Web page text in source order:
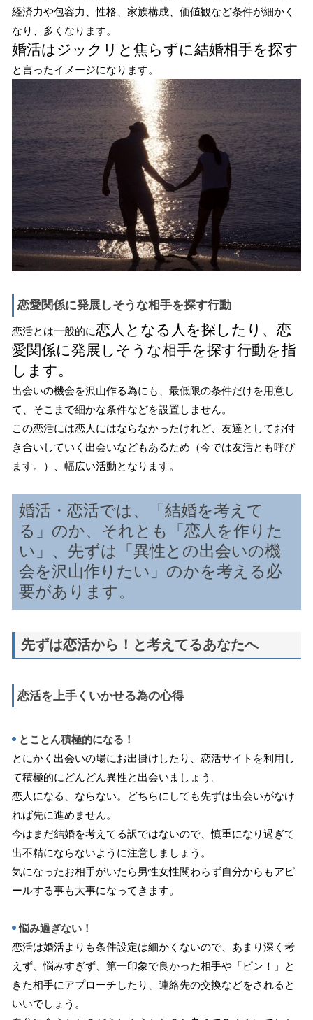
経済力や包容力、性格、家族構成、価値観など条件が細かく
なり、多くなります。
婚活はジックリと焦らずに結婚相手を探す
と言ったイメージになります。
恋愛関係に発展しそうな相手を探す行動
恋活とは一般的に恋人となる人を探したり、恋
愛関係に発展しそうな相手を探す行動を指
します。
出会いの機会を沢山作る為にも、最低限の条件だけを用意し
て、そこまで細かな条件などを設置しません。
この恋活には恋人にはならなかったけれど、友達としてお付
き合いしていく出会いなどもあるため（今では友活とも呼び
ます。）、幅広い活動となります。
婚活・恋活では、「結婚を考えて
る」のか、それとも「恋人を作りた
い」、先ずは「異性との出会いの機
会を沢山作りたい」のかを考える必
要があります。
先ずは恋活から！と考えてるあなたへ
恋活を上手くいかせる為の心得
とことん積極的になる！
とにかく出会いの場にお出掛けしたり、恋活サイトを利用し
て積極的にどんどん異性と出会いましょう。
恋人になる、ならない。どちらにしても先ずは出会いがなけ
れば先に進めません。
今はまだ結婚を考えてる訳ではないので、慎重になり過ぎて
出不精にならないように注意しましょう。
気になったお相手がいたら男性女性関わらず自分からもアピ
ールする事も大事になってきます。
悩み過ぎない！
恋活は婚活よりも条件設定は細かくないので、あまり深く考
えず、悩みすぎず、第一印象で良かった相手や「ピン！」と
きた相手にアプローチしたり、連絡先の交換などをされると
いいでしょう。